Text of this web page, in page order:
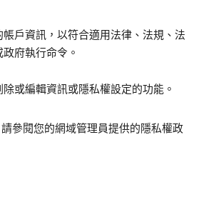
帳戶資訊，以符合適用法律、法規、法
府執行命令。
除或編輯資訊或隱私權設定的功能。
參閱您的網域管理員提供的隱私權政